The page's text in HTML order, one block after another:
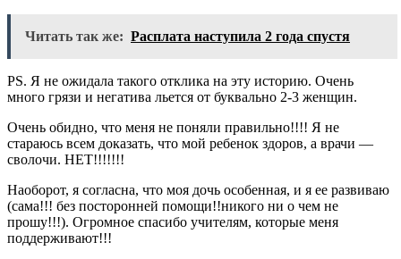
Читать так же: Расплата наступила 2 года спустя
РS. Я не ожидала такого отклика на эту историю. Очень
много грязи и негатива льется от буквально 2-3 женщин.
Очень обидно, что меня не поняли правильно!!!! Я не
стараюсь всем доказать, что мой ребенок здоров, а врачи —
сволочи. НЕТ!!!!!!!
Наоборот, я согласна, что моя дочь особенная, и я ее развиваю
(сама!!! без посторонней помощи!!никого ни о чем не
прошу!!!). Огромное спасибо учителям, которые меня
поддерживают!!!